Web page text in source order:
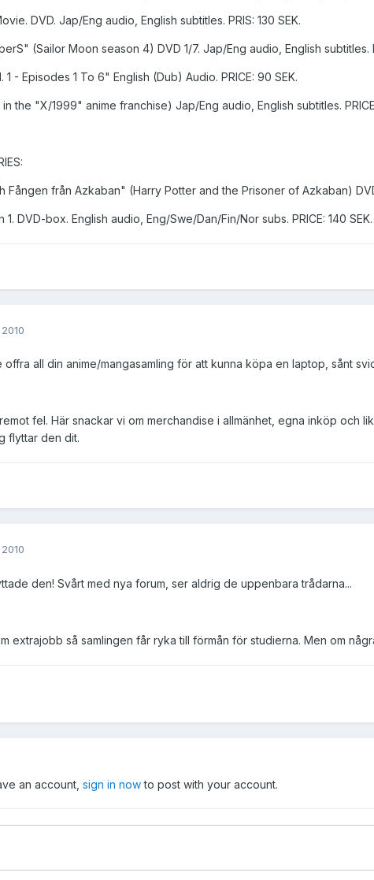
DVD. Jap/Eng audio, English subtitles. PRIS: 130 SEK.
(Sailor Moon season 4) DVD 1/7. Jap/Eng audio, English subtitles.
- Episodes 1 To 6" English (Dub) Audio. PRICE: 90 SEK.
the "X/1999" anime franchise) Jap/Eng audio, English subtitles.
Fången från Azkaban" (Harry Potter and the Prisoner of Azkaban)
DVD-box. English audio, Eng/Swe/Dan/Fin/Nor subs. PRICE: 140 SEK.
offra all din anime/mangasamling för att kunna köpa en laptop, sånt
fel. Här snackar vi om merchandise i allmänhet, egna inköp och
flyttar den dit.
den! Svårt med nya forum, ser aldrig de uppenbara trådarna...
extrajobb så samlingen får ryka till förmån för studierna. Men om
an account, sign in nowto post with your account.